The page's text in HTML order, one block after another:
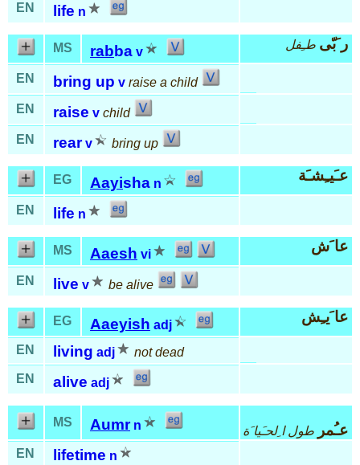
EN life n
MS rabba v ر َبّى طـِفل
EN bring up v raise a child
EN
raise v child
EN
rear v bring up
EG Aayisha n عـَيـِشـَة
EN life n
MS Aaesh vi عا َش
EN live v be alive
EG Aaeyish adj عا َيـِش
EN living adj
not dead
EN
alive adj
MS Aumr n عـُمر طول ا ِلحـَيا َة
EN
lifetime n